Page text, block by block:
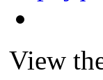
View